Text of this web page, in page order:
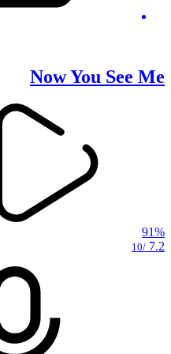
Now You See Me
91%
7.2
/10